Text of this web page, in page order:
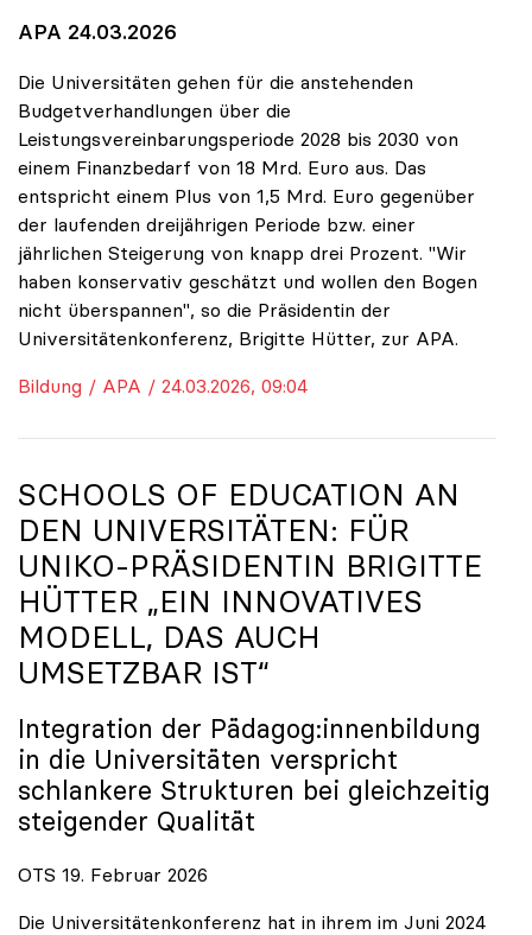
APA 24.03.2026
Die Universitäten gehen für die anstehenden
Budgetverhandlungen über die
Leistungsvereinbarungsperiode 2028 bis 2030 von
einem Finanzbedarf von 18 Mrd. Euro aus. Das
entspricht einem Plus von 1,5 Mrd. Euro gegenüber
der laufenden dreijährigen Periode bzw. einer
jährlichen Steigerung von knapp drei Prozent. "Wir
haben konservativ geschätzt und wollen den Bogen
nicht überspannen", so die Präsidentin der
Universitätenkonferenz, Brigitte Hütter, zur APA.
Bildung / APA / 24.03.2026, 09:04
SCHOOLS OF EDUCATION AN
DEN UNIVERSITÄTEN: FÜR
UNIKO-PRÄSIDENTIN BRIGITTE
HÜTTER „EIN INNOVATIVES
MODELL, DAS AUCH
UMSETZBAR IST“
Integration der Pädagog:innenbildung
in die Universitäten verspricht
schlankere Strukturen bei gleichzeitig
steigender Qualität
OTS 19. Februar 2026
Die Universitätenkonferenz hat in ihrem im Juni 2024